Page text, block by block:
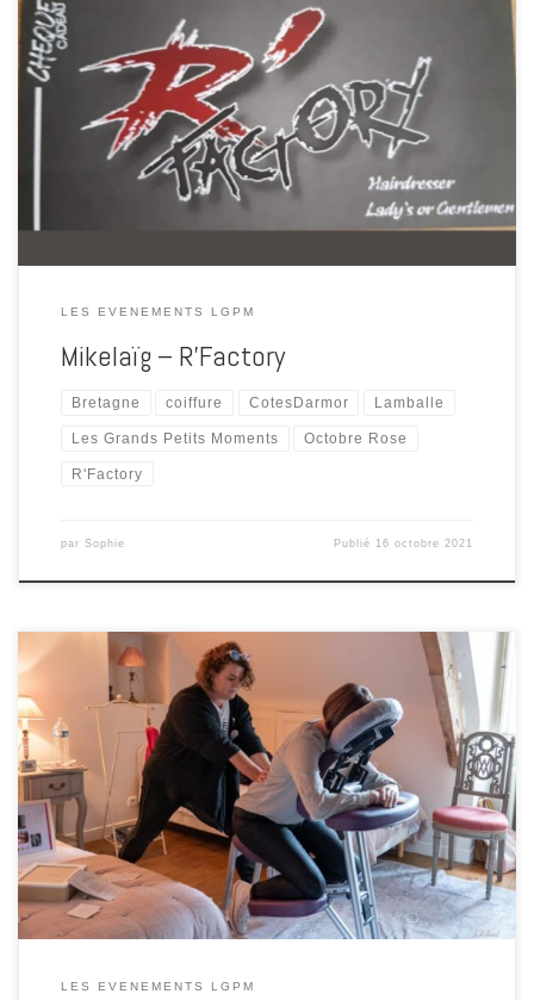
A l’occasion des Grands Petits Moments Pour Soi, les 9 et 10 octobre
2021, Mikelaïg de R’Factory a proposé un bar à franges. Mikelaïg Le
Boulanger a ouvert R’Factory, son salon de coiffure avec service
barbier en 2019. Le salon pour hommes, femmes et enfants est à
l’image de Mikelaïg […]
LES EVENEMENTS LGPM
Mikelaïg – R’Factory
Bretagne coiffure CotesDarmor Lamballe
Les Grands Petits Moments Octobre Rose
R'Factory
par Sophie Publié 16 octobre 2021
A l’occasion des Grands Petits Moments Pour Soi, les 9 et 10 octobre
2021,Dominique Rolland a proposé un massage habillé et assis.
Dominique est certifiée de l’école Suntaya Saint-Brieuc. Elle propose
des massages bien-être et des soins énergétiques pour se
détendre, se relaxer et lâcher prise. À la carte de […]
LES EVENEMENTS LGPM